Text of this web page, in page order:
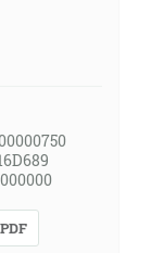
PDF